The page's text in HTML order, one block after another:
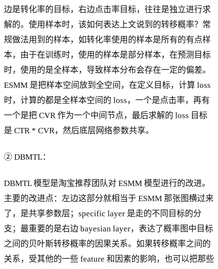
边是转化率的目标，右边点击率目标，往往是独立进行求
解的。使用样本时，该如何表达上文说到的转移概率？常
规做法用到的样本，如转化率使用的样本是所有的有点样
本，由于在训练时，使用的样本是部分样本，在预测目标
时，使用的是全样本，导致样本分布会存在一定的偏差。
ESMM 是把样本空间放到全空间，在定义目标，计算 loss
时，计算的都是全样本空间的 loss，一个是点击率，再有
一个是把 CVR 作为一个中间节点，最后求解的 loss 目标
是 CTR * CVR，然后底层网络参数共享。
② DBMTL：
DBMTL 模型是淘宝推荐团队对 ESMM 模型进行的改进。
主要的改进点：左边这部分就相当于 ESMM 那张图横过来
了，是共享参数层；specific layer 是走的不同目标的分
支；最重要的是右边 bayesian layer，表达了概率图中目标
之间的贝叶斯转移概率的因果关系。如果转移概率之间的
关系，受其他的一些 feature 和因素的影响，也可以把那些